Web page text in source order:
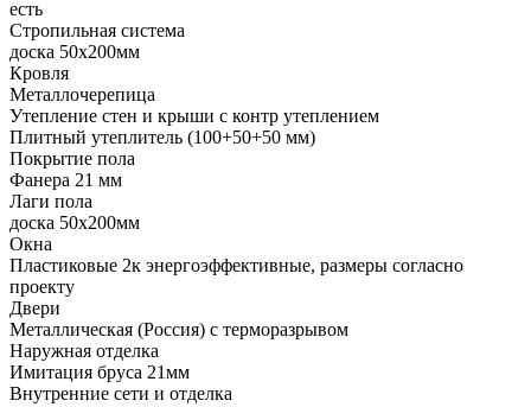
есть
Стропильная система
доска 50х200мм
Кровля
Металлочерепица
Утепление стен и крыши с контр утеплением
Плитный утеплитель (100+50+50 мм)
Покрытие пола
Фанера 21 мм
Лаги пола
доска 50х200мм
Окна
Пластиковые 2к энергоэффективные, размеры согласно
проекту
Двери
Металлическая (Россия) с терморазрывом
Наружная отделка
Имитация бруса 21мм
Внутренние сети и отделка